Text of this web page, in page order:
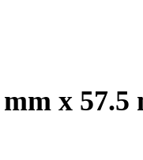
x 57.5